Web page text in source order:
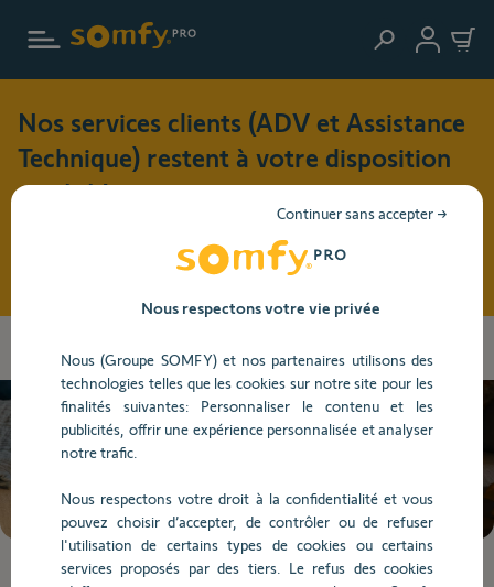
Nos services clients (ADV et Assistance
Technique) restent à votre disposition
cet été !
Pendant cette période de vacances (du 3 au 17 août 2026),
nos horaires d'ouverture seront modifiés : du lundi au jeudi
: 8h30 - 17h30 et le vendredi : 8h30 - 16h30
redirigé
description
détaillée
question.
Installation et paramétrage
Besoin d’aide ?
Lorsque
Nous respectons votre vie privée
Nous (Groupe SOMFY) et nos partenaires utilisons des
technologies telles que les cookies sur notre site pour les
finalités suivantes: Personnaliser le contenu et les
publicités, offrir une expérience personnalisée et analyser
notre trafic.
Nous respectons votre droit à la confidentialité et vous
pouvez choisir d’accepter, de contrôler ou de refuser
l'utilisation de certains types de cookies ou certains
services proposés par des tiers. Le refus des cookies
Continuer sans accepter →